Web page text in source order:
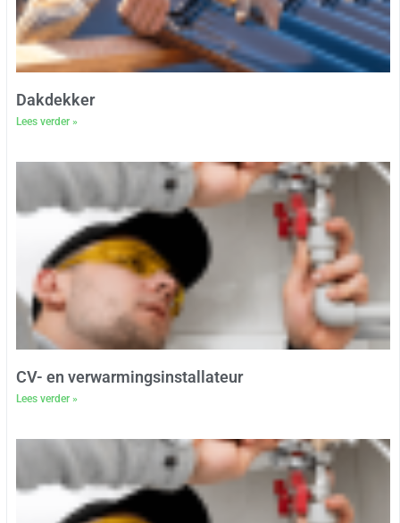
Dakdekker
Lees verder »
CV- en verwarmingsinstallateur
Lees verder »